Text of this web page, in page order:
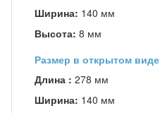
Ширина: 140 мм
Высота: 8 мм
Размер в открытом виде
Длина : 278 мм
Ширина: 140 мм